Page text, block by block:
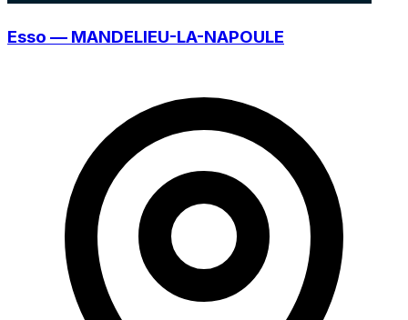
Esso — MANDELIEU-LA-NAPOULE